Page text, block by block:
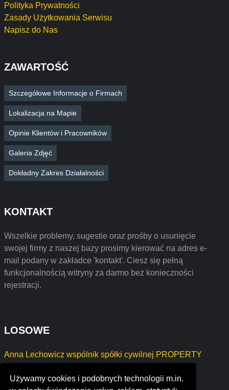
Używamy cookies i podobnych technologii m.in.
Polityka Prywatności
Zasady Użytkowania Serwisu
Napisz do Nas
ZAWARTOŚĆ
Szczegółowe Informacje o Firmach
Lokalizacja na Mapie
Opinie Klientów i Pracowników
Galeria Zdjęć
Dokładny Zakres Działalności
KONTAKT
Wszelkie problemy, sugestie oraz prośby o usunięcie
swojej firmy z naszej bazy prosimy kierować na adres e-
mail podany w zakładce 'kontakt'. Ciesz się pełną
funkcjonalnością witryny za darmo bez konieczności
rejestracji.
LOSOWE
Anna Lechowicz wspólnik spółki cywilnej PROPERTY
HIT - HENRYK SZWED